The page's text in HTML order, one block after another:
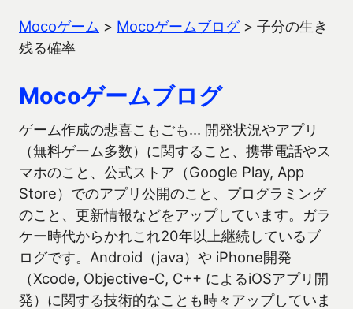
Mocoゲーム > Mocoゲームブログ> 子分の生き
残る確率
Mocoゲームブログ
ゲーム作成の悲喜こもごも… 開発状況やアプリ
（無料ゲーム多数）に関すること、携帯電話やス
マホのこと、公式ストア（Google Play, App
Store）でのアプリ公開のこと、プログラミング
のこと、更新情報などをアップしています。ガラ
ケー時代からかれこれ20年以上継続しているブ
ログです。Android（java）や iPhone開発
（Xcode, Objective-C, C++ によるiOSアプリ開
発）に関する技術的なことも時々アップしていま